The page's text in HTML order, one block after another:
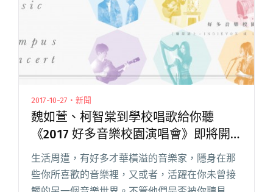
2017-10-27・新聞
魏如萱、柯智棠到學校唱歌給你聽
《2017 ​好多音樂校園演唱會》即將開
賣
生活周遭，有好多才華橫溢的音樂家，隱身在那
些你所喜歡的音樂裡，又或者，活躍在你未曾接